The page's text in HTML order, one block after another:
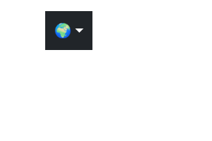
🌍